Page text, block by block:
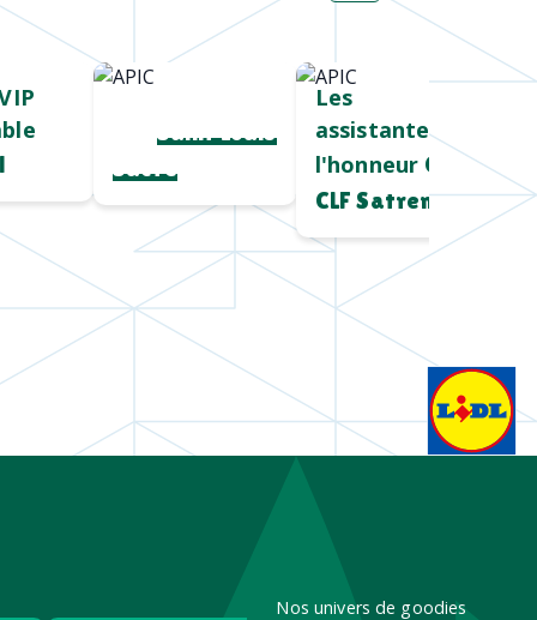
Saint Louis
Sucre
Les
assistantes à
l'honneur Chez
CLF Satrem
Nos univers de goodies